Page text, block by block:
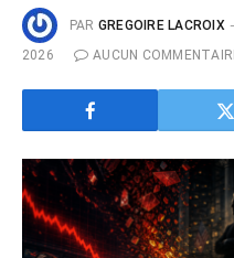
PAR GREGOIRE LACROIX
2026
AUCUN